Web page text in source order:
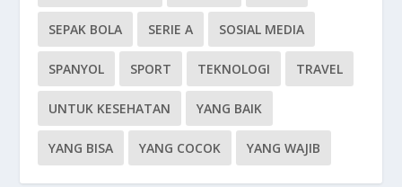
SEPAK BOLA SERIE A SOSIAL MEDIA
SPANYOL SPORT TEKNOLOGI TRAVEL
UNTUK KESEHATAN YANG BAIK
YANG BISA YANG COCOK YANG WAJIB